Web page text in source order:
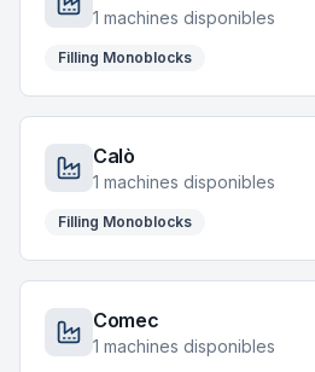
1 machines disponibles
Filling Monoblocks
Calò
1 machines disponibles
Filling Monoblocks
Comec
1 machines disponibles